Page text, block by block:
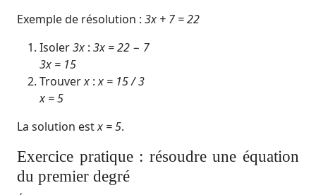
Exemple de résolution : 3x + 7 = 22
Isoler3x : 3x = 22 − 7
3x = 15
Trouverx :x = 15​/ 3
x = 5
La solution estx = 5.
Exercice pratique : résoudre une équation
du premier degré